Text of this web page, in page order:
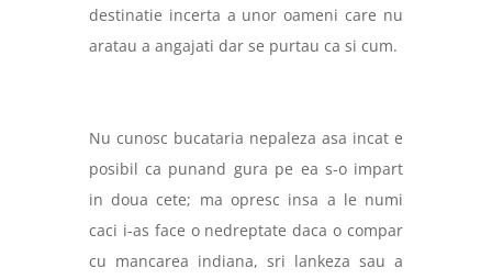
destinatie incerta a unor oameni care nu
aratau a angajati dar se purtau ca si cum.
Nu cunosc bucataria nepaleza asa incat e
posibil ca punand gura pe ea s-o impart
in doua cete; ma opresc insa a le numi
caci i-as face o nedreptate daca o compar
cu mancarea indiana, sri lankeza sau a